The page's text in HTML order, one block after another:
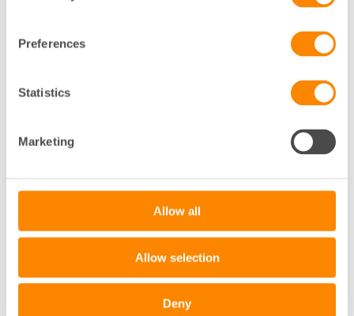
Preferences
Statistics
Marketing
Allow all
Allow selection
Deny
Klicka för att visa e-post
ANNA-KARIN ELFVERSON
ANNA-LENA MALM LARSSON